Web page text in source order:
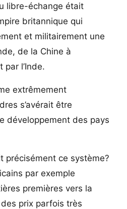
libre-échange était
britannique qui
et militairement une
de la Chine à
par l’Inde.
extrêmement
s’avérait être
développement des pays
précisément ce système?
par exemple
premières vers la
prix parfois très